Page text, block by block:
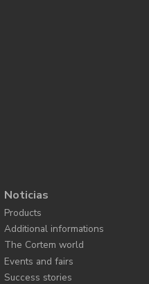
Noticias
Products
Additional informations
The Cortem world
Events and fairs
Success stories